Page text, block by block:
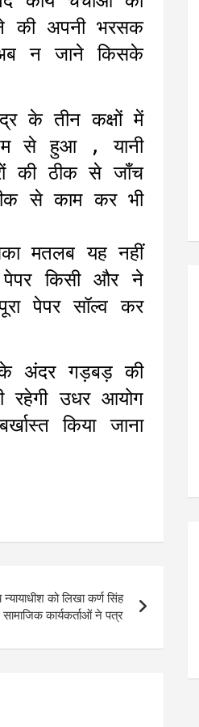
की अपनी भरसक
न जाने किसके
के तीन कक्षों में
से हुआ , यानी
की ठीक से जाँच
से काम कर भी
मतलब यह नहीं
किसी और ने
पेपर सॉल्व कर
के अंदर गड़बड़ की
रहेगी उधर आयोग
किया जाना
को लिखा कर्ण सिंह
कार्यकर्ताओं ने पत्र